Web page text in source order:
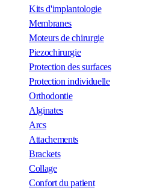
Kits d'implantologie
Membranes
Moteurs de chirurgie
Piezochirurgie
Protection des surfaces
Protection individuelle
Orthodontie
Alginates
Arcs
Attachements
Brackets
Collage
Confort du patient